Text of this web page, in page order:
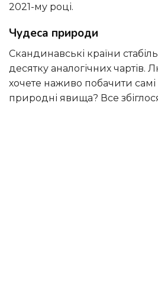
2021-му році.
Чудеса природи
Скандинавські країни стабільно входять в
десятку аналогічних чартів.
хочете наживо побачити самі
природні явища? Все